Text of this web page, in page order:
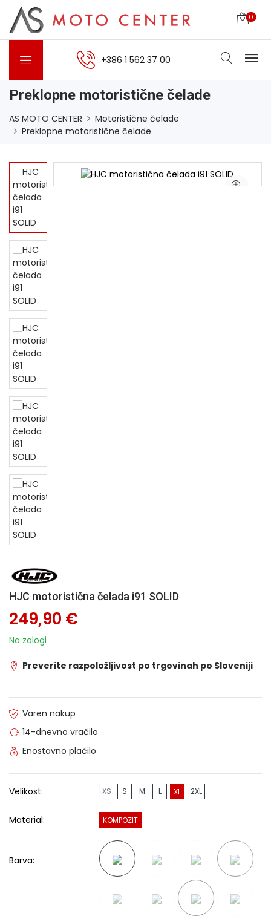
0
+386 1 562 37 00
Preklopne motoristične čelade
AS MOTO CENTER
Motoristične čelade
Preklopne motoristične čelade
HJC motoristična čelada i91 SOLID
249,90 €
Na zalogi
Preverite razpoložljivost po trgovinah po Sloveniji
Varen nakup
14-dnevno vračilo
Enostavno plačilo
Velikost: XS S M L XL 2XL
Material: KOMPOZIT
Barva: